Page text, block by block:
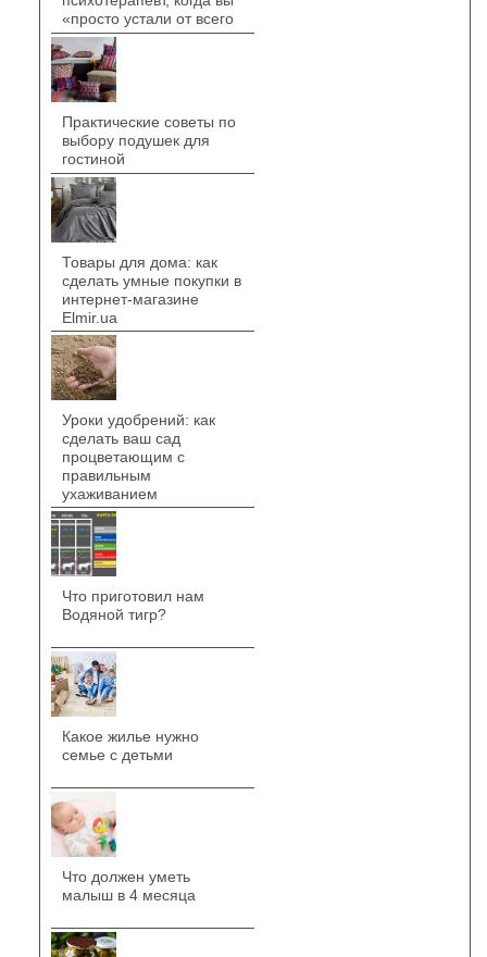
«просто устали от всего
Практические советы по
выбору подушек для
гостиной
Товары для дома: как
сделать умные покупки в
интернет-магазине
Elmir.ua
Уроки удобрений: как
сделать ваш сад
процветающим с
правильным
ухаживанием
Что приготовил нам
Водяной тигр?
Какое жилье нужно
семье с детьми
Что должен уметь
малыш в 4 месяца